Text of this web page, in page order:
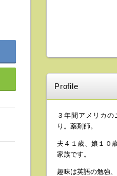
Profile
３年間アメリカ
り。薬剤師。
夫４１歳、娘１０
家族です。
趣味は英語の勉強、